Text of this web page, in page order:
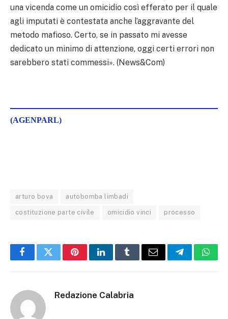
una vicenda come un omicidio così efferato per il quale
agli imputati è contestata anche l’aggravante del
metodo mafioso. Certo, se in passato mi avesse
dedicato un minimo di attenzione, oggi certi errori non
sarebbero stati commessi». (News&Com)
(AGENPARL)
arturo bova autobomba limbadi
costituzione parte civile omicidio vinci processo
FacebookTwitterPinterestLinkedInTumblrEmail Telegram
Redazione Calabria